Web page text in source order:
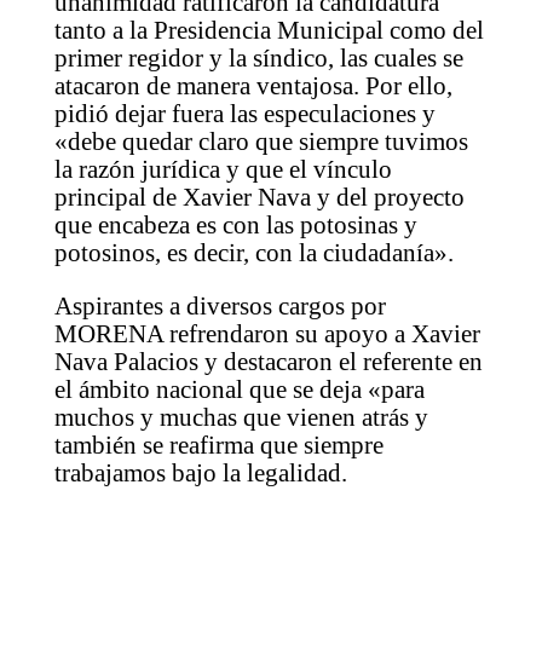
tanto a la Presidencia Municipal como del
primer regidor y la síndico, las cuales se
atacaron de manera ventajosa. Por ello,
pidió dejar fuera las especulaciones y
«debe quedar claro que siempre tuvimos
la razón jurídica y que el vínculo
principal de Xavier Nava y del proyecto
que encabeza es con las potosinas y
potosinos, es decir, con la ciudadanía».
Aspirantes a diversos cargos por
MORENA refrendaron su apoyo a Xavier
Nava Palacios y destacaron el referente en
el ámbito nacional que se deja «para
muchos y muchas que vienen atrás y
también se reafirma que siempre
trabajamos bajo la legalidad.